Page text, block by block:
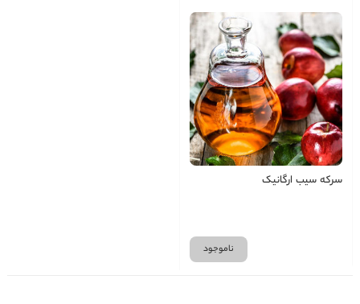
سرکه سیب ارگانیک
ناموجود